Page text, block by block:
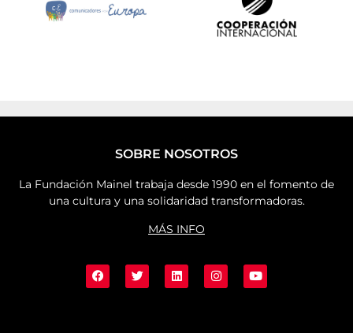
SOBRE NOSOTROS
La Fundación Mainel trabaja desde 1990 en el fomento de
una cultura y una solidaridad transformadoras.
MÁS INFO